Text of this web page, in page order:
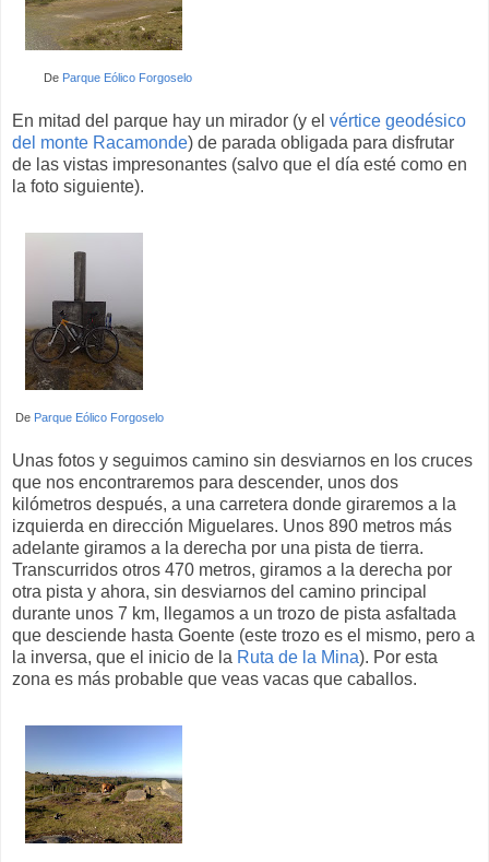
De Parque Eólico Forgoselo
En mitad del parque hay un mirador (y el vértice geodésico
del monte Racamonde) de parada obligada para disfrutar
de las vistas impresonantes (salvo que el día esté como en
la foto siguiente).
De Parque Eólico Forgoselo
Unas fotos y seguimos camino sin desviarnos en los cruces
que nos encontraremos para descender, unos dos
kilómetros después, a una carretera donde giraremos a la
izquierda en dirección Miguelares. Unos 890 metros más
adelante giramos a la derecha por una pista de tierra.
Transcurridos otros 470 metros, giramos a la derecha por
otra pista y ahora, sin desviarnos del camino principal
durante unos 7 km, llegamos a un trozo de pista asfaltada
que desciende hasta Goente (este trozo es el mismo, pero a
la inversa, que el inicio de la Ruta de la Mina). Por esta
zona es más probable que veas vacas que caballos.